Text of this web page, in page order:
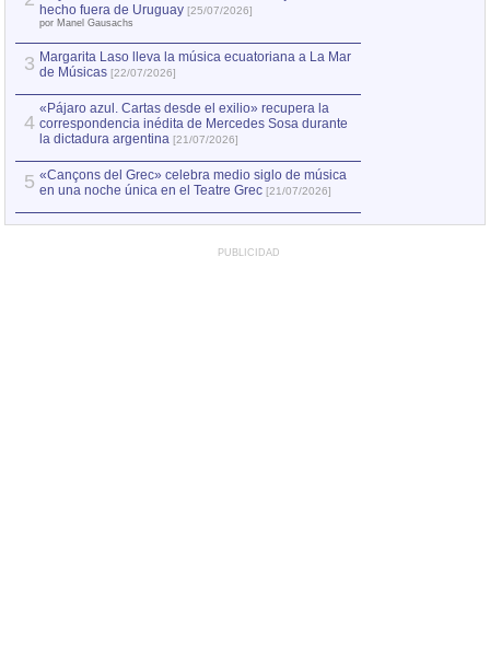
hecho fuera de Uruguay [25/07/2026]
por Manel Gausachs
3 Margarita Laso lleva la música ecuatoriana a La Mar
de Músicas [22/07/2026]
4
«Pájaro azul. Cartas desde el exilio» recupera la
correspondencia inédita de Mercedes Sosa durante
la dictadura argentina [21/07/2026]
5 «Cançons del Grec» celebra medio siglo de música
en una noche única en el Teatre Grec [21/07/2026]
PUBLICIDAD